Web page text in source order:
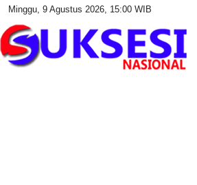
Minggu, 9 Agustus 2026, 15:00 WIB